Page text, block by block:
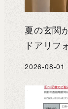
夏の玄関
ドアリフ
投稿日
2026-08-01